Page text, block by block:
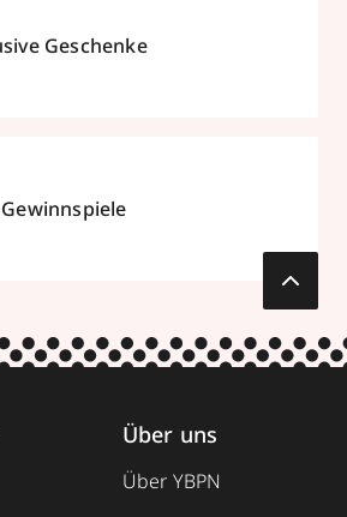
Geschenke
Über uns
Über YBPN